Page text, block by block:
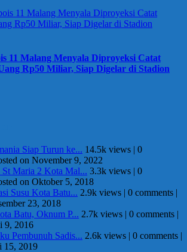
11 Malang Menyala Diproyeksi Catat
Rp50 Miliar, Siap Digelar di Stadion
Siap Turun ke... 14.5k views | 0
on November 9, 2022
Maria 2 Kota Mal... 3.3k views | 0
on Oktober 5, 2018
Susu Kota Batu... 2.9k views | 0 comments |
23, 2018
Batu, Oknum P... 2.7k views | 0 comments |
9, 2016
Pembunuh Sadis... 2.6k views | 0 comments |
15, 2019